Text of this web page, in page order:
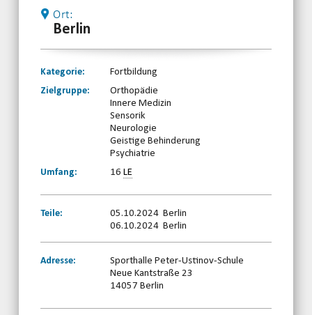
Ort:
Berlin
Kategorie:
Fortbildung
Zielgruppe:
Orthopädie
Innere Medizin
Sensorik
Neurologie
Geistige Behinderung
Psychiatrie
Umfang:
16LE
Teile:
05.10.2024 Berlin
06.10.2024 Berlin
Adresse:
Sporthalle Peter-Ustinov-Schule
Neue Kantstraße 23
14057 Berlin